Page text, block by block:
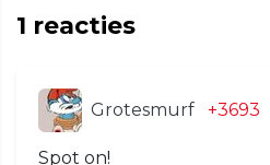
1 reacties
Grotesmurf +3693
Spot on!